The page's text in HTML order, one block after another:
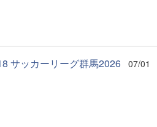
サッカーリーグ群馬2026 07/01